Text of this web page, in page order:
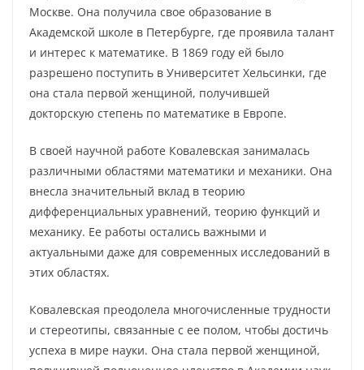
Москве. Она получила свое образование в
Академской школе в Петербурге, где проявила талант
и интерес к математике. В 1869 году ей было
разрешено поступить в Университет Хельсинки, где
она стала первой женщиной, получившей
докторскую степень по математике в Европе.
В своей научной работе Ковалевская занималась
различными областями математики и механики. Она
внесла значительный вклад в теорию
дифференциальных уравнений, теорию функций и
механику. Ее работы остались важными и
актуальными даже для современных исследований в
этих областях.
Ковалевская преодолела многочисленные трудности
и стереотипы, связанные с ее полом, чтобы достичь
успеха в мире науки. Она стала первой женщиной,